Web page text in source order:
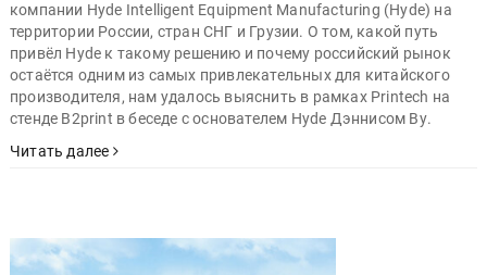
компании Hyde Intelligent Equipment Manufacturing (Hyde) на
территории России, стран СНГ и Грузии. О том, какой путь
привёл Hyde к такому решению и почему российский рынок
остаётся одним из самых привлекательных для китайского
производителя, нам удалось выяснить в рамках Printech на
стенде B2print в беседе с основателем Hyde Дэннисом Ву.
Читать далее